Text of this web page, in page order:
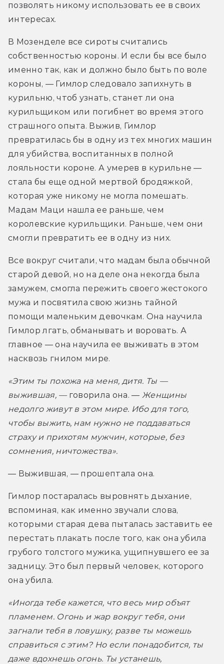
позволять никому использовать ее в своих
интересах.
В Мозенделе все сироты считались
собственностью короны. И если бы все было
именно так, как и должно было быть по воле
короны, — Гимлор следовало запихнуть в
курильню, чтоб узнать, станет ли она
курильщиком или погибнет во время этого
страшного опыта. Выжив, Гимлор
превратилась бы в одну из тех многих машин
для убийства, воспитанных в полной
лояльности короне. А умерев в курильне —
стала бы еще одной мертвой бродяжкой,
которая уже никому не могла помешать.
Мадам Маци нашла ее раньше, чем
королевские курильщики. Раньше, чем они
смогли превратить ее в одну из них.
Все вокруг считали, что мадам была обычной
старой девой, но на деле она некогда была
замужем, смогла пережить своего жестокого
мужа и посвятила свою жизнь тайной
помощи маленьким девочкам. Она научила
Гимлор лгать, обманывать и воровать. А
главное — она научила ее выживать в этом
насквозь гнилом мире.
«Этим ты похожа на меня, дитя. Ты —
выжившая, — говорила она. — Женщины
недолго живут в этом мире. Ибо для того,
чтобы выжить, нам нужно не поддаваться
страху и прихотям мужчин, которые, без
сомнения, ничтожества».
— Выжившая, — прошептала она.
Гимлор постаралась выровнять дыхание,
вспоминая, как именно звучали слова,
которыми старая дева пыталась заставить ее
перестать плакать после того, как она убила
грубого толстого мужика, ущипнувшего ее за
задницу. Это был первый человек, которого
она убила.
«Иногда тебе кажется, что весь мир объят
пламенем. Огонь и жар вокруг тебя, они
загнали тебя в ловушку, разве ты можешь
справиться с этим? Но если понадобится, ты
даже вдохнешь огонь. Ты устанешь,